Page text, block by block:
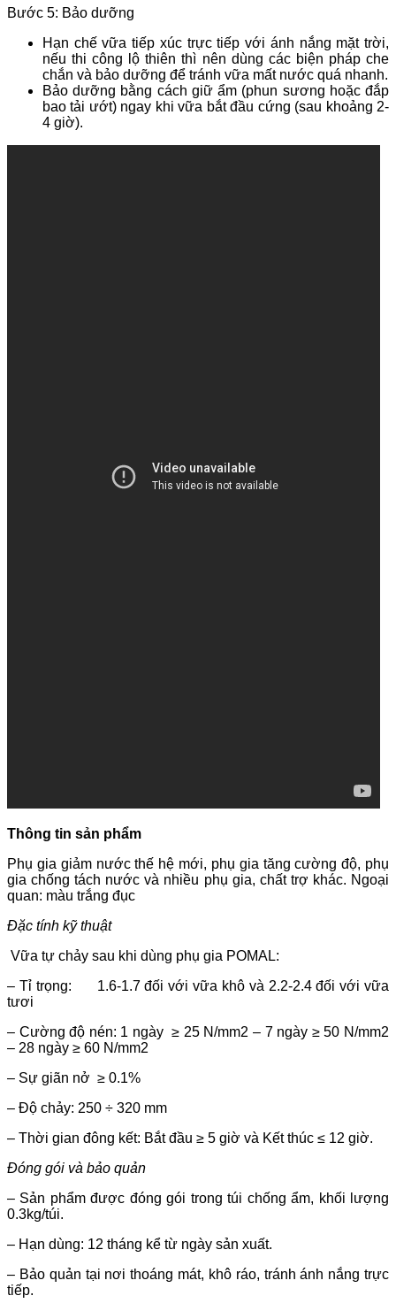
Bước 5: Bảo dưỡng
Hạn chế vữa tiếp xúc trực tiếp với ánh nắng mặt trời,
nếu thi công lộ thiên thì nên dùng các biện pháp che
chắn và bảo dưỡng để tránh vữa mất nước quá nhanh.
Bảo dưỡng bằng cách giữ ẩm (phun sương hoặc đắp
bao tải ướt) ngay khi vữa bắt đầu cứng (sau khoảng 2-
4 giờ).
Thông tin sản phẩm
Phụ gia giảm nước thế hệ mới, phụ gia tăng cường độ, phụ
gia chống tách nước và nhiều phụ gia, chất trợ khác. Ngoại
quan: màu trắng đục
Đặc tính kỹ thuật
Vữa tự chảy sau khi dùng phụ gia POMAL:
– Tỉ trọng: 1.6-1.7 đối với vữa khô và 2.2-2.4 đối với vữa
tươi
– Cường độ nén: 1 ngày ≥ 25 N/mm2 – 7 ngày ≥ 50 N/mm2
– 28 ngày ≥ 60 N/mm2
– Sự giãn nở ≥ 0.1%
– Độ chảy: 250 ÷ 320 mm
– Thời gian đông kết: Bắt đầu ≥ 5 giờ và Kết thúc ≤ 12 giờ.
Đóng gói và bảo quản
– Sản phẩm được đóng gói trong túi chống ẩm, khối lượng
0.3kg/túi.
– Hạn dùng: 12 tháng kể từ ngày sản xuất.
– Bảo quản tại nơi thoáng mát, khô ráo, tránh ánh nắng trực
tiếp.